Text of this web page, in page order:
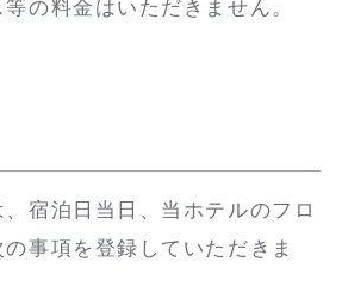
の料金はいただきません。
宿泊日当日、当ホテルのフロ
事項を登録していただきま